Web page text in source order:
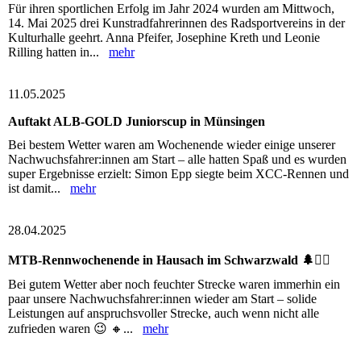
Für ihren sportlichen Erfolg im Jahr 2024 wurden am Mittwoch,
14. Mai 2025 drei Kunstradfahrerinnen des Radsportvereins in der
Kulturhalle geehrt. Anna Pfeifer, Josephine Kreth und Leonie
Rilling hatten in... mehr
11.05.2025
Auftakt ALB-GOLD Juniorscup in Münsingen
Bei bestem Wetter waren am Wochenende wieder einige unserer
Nachwuchsfahrer:innen am Start – alle hatten Spaß und es wurden
super Ergebnisse erzielt: Simon Epp siegte beim XCC-Rennen und
ist damit... mehr
28.04.2025
MTB-Rennwochenende in Hausach im Schwarzwald 🌲🚴‍♂️
Bei gutem Wetter aber noch feuchter Strecke waren immerhin ein
paar unsere Nachwuchsfahrer:innen wieder am Start – solide
Leistungen auf anspruchsvoller Strecke, auch wenn nicht alle
zufrieden waren 😉 🔸... mehr